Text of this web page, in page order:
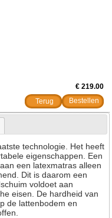
€ 219.00
Terug
technologie. Het heeft
eigenschappen. Een
een latexmatras alleen
Dit is daarom een
voldoet aan
eisen. De hardheid van
de lattenbodem en